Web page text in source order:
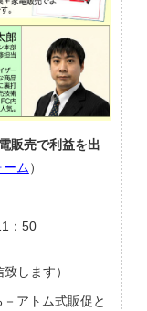
販売で利益を出
ーム）
：50
します）
アトム式販促と